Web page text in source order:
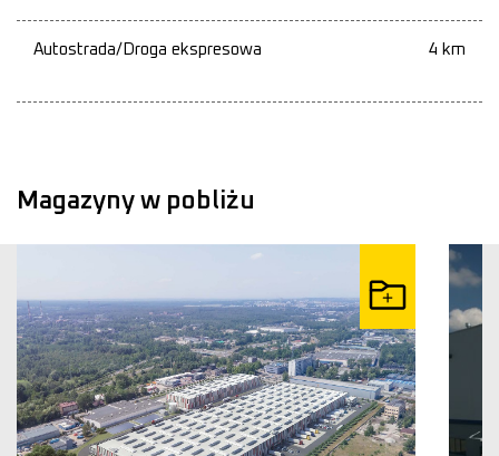
Autostrada/Droga ekspresowa 4 km
Magazyny w pobliżu